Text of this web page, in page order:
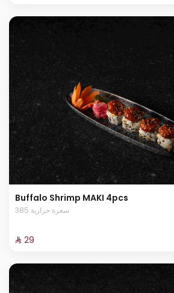
Buffalo Shrimp MAKI 4pcs
385 سعرة حرارية
⁨⁦‪‬ 29⁩